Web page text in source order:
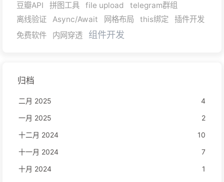
豆瓣API
拼图工具 file upload
telegram群组
离线验证
Async/Await 网格布局 this绑定
插件开发
免费软件
内网穿透 组件开发
归档
二月 2025
4
一月 2025
2
十二月 2024
10
十一月 2024
7
十月 2024
1